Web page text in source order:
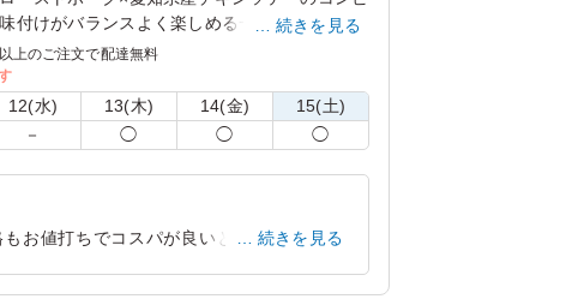
付けがバランスよく楽しめる一品です。イベ
エーションでご活用いただけます。
の場合は、「ご飯の種類」プルダウンよりご
続きを見る
以上のご注文で配達無料
12(水) 13(木) 14(金) 15(土)
－ ◯ ◯ ◯
お値打ちでコスパが良いと思います 味も
続きを見る